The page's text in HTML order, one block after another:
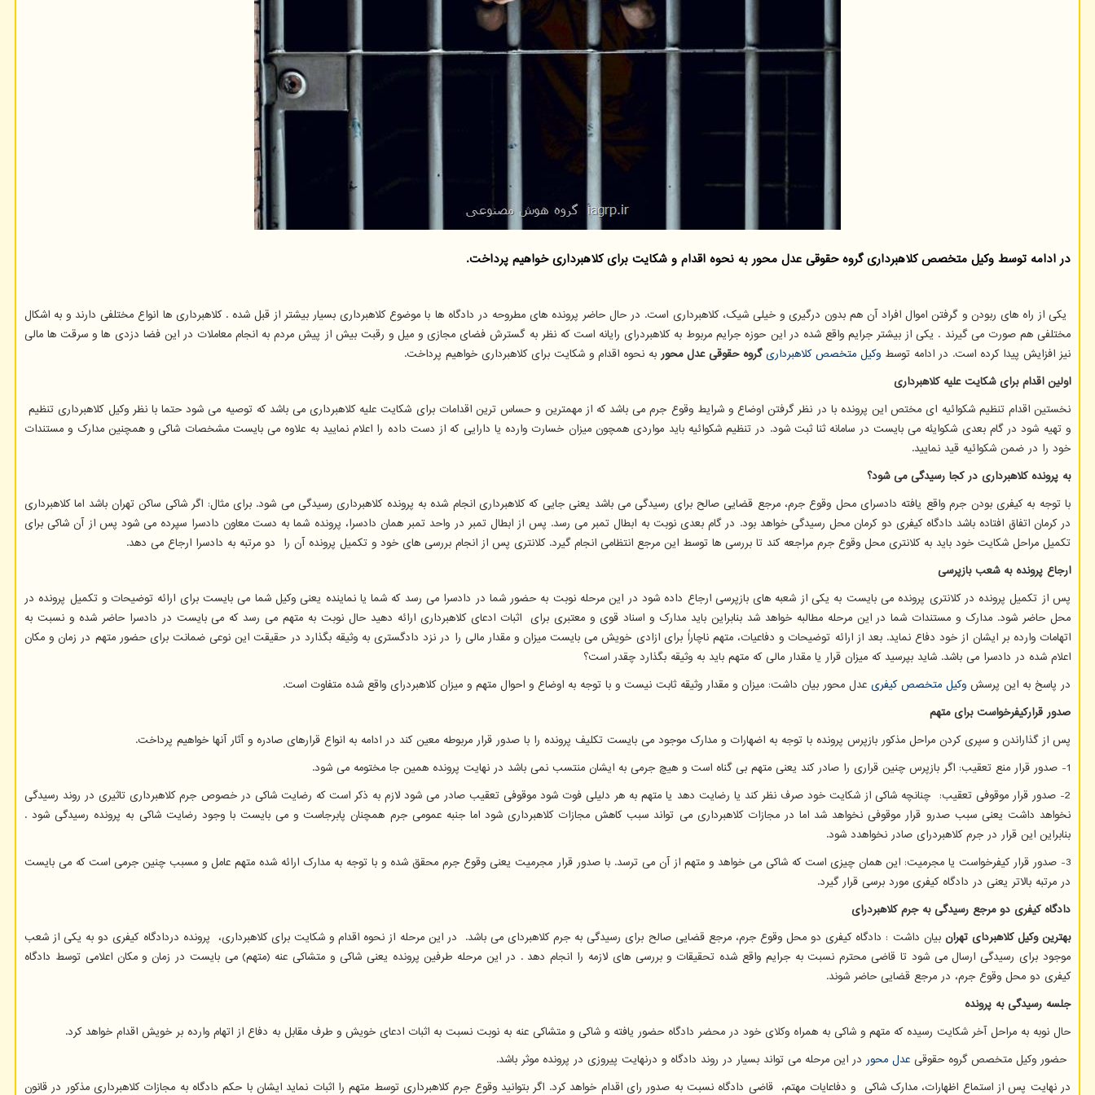
در ادامه توسط وكیل متخصص كلاهبرداری گروه حقوقی عدل محور به نحوه اقدام و شكایت برای كلاهبرداری خواهیم پرداخت.
یکی از راه های ربودن و گرفتن اموال افراد آن هم بدون درگیری و خیلی شیک، کلاهبرداری است. در حال حاضر پرونده های مطروحه در دادگاه ها با موضوع کلاهبرداری بسیار بیشتر از قبل شده . کلاهبرداری ها انواع مختلفی دارند و به اشکال
مختلفی هم صورت می گیرند . یکی از بیشتر جرایم واقع شده در این حوزه جرایم مربوط به کلاهبردرای رایانه است که نظر به گسترش فضای مجازی و میل و رقبت بیش از پیش مردم به انجام معاملات در این فضا دزدی ها و سرقت ها مالی
نیز افزایش پیدا کرده است. در ادامه توسط وکیل متخصص کلاهبرداری گروه حقوقی عدل محوربه نحوه اقدام و شکایت برای کلاهبرداری خواهیم پرداخت.
اولین اقدام برای شکایت علیه کلاهبرداری
نخستین اقدام تنظیم شکوائیه ای مختص این پرونده با در نظر گرفتن اوضاع و شرایط وقوع جرم می باشد که از مهمترین و حساس ترین اقدامات برای شکایت علیه کلاهبرداری می باشد که توصیه می شود حتما با نظر وکیل کلاهبرداری تنظیم
و تهیه شود در گام بعدی شکوایئه می بایست در سامانه ثنا ثبت شود. در تنظیم شکوائیه باید مواردی همچون میزان خسارت وارده یا دارایی که از دست داده را اعلام نمایید به علاوه می بایست مشخصات شاکی و همچنین مدارک و مستندات
خود را در ضمن شکوائیه قید نمایید.
به پرونده کلاهبرداری در کجا رسیدگی می شود؟
با توجه به کیفری بودن جرم واقع یافته دادسرای محل وقوع جرم، مرجع قضایی صالح برای رسیدگی می باشد یعنی جایی که کلاهبرداری انجام شده به پرونده کلاهبرداری رسیدگی می شود. برای مثال: اگر شاکی ساکن تهران باشد اما کلاهبرداری
در کرمان اتفاق افتاده باشد دادگاه کیفری دو کرمان محل رسیدگی خواهد بود. در گام بعدی نوبت به ابطال تمبر می رسد. پس از ابطال تمبر در واحد تمبر همان دادسرا، پرونده شما به دست معاون دادسرا سپرده می شود پس از آن شاکی برای
تکمیل مراحل شکایت خود باید به کلانتری محل وقوع جرم مراجعه کند تا بررسی ها توسط این مرجع انتظامی انجام گیرد. کلانتری پس از انجام بررسی های خود و تکمیل پرونده آن را دو مرتبه به دادسرا ارجاع می دهد.
ارجاع پرونده به شعب بازپرسی
پس از تکمیل پرونده در کلانتری پرونده می بایست به یکی از شعبه های بازپرسی ارجاع داده شود در این مرحله نوبت به حضور شما در دادسرا می رسد که شما یا نماینده یعنی وکیل شما می بایست برای ارائه توضیحات و تکمیل پرونده در
محل حاضر شود. مدارک و مستندات شما در این مرحله مطالبه خواهد شد بنابراین باید مدارک و اسناد قوی و معتبری برای اثبات ادعای کلاهبرداری ارائه دهید حال نوبت به متهم می رسد که می بایست در دادسرا حاضر شده و نسبت به
اتهامات وارده بر ایشان از خود دفاع نماید. بعد از ارائه توضیحات و دفاعیات، متهم ناچاراً برای ازادی خویش می بایست میزان و مقدار مالی را در نزد دادگستری به وثیقه بگذارد در حقیقت این نوعی ضمانت برای حضور متهم در زمان و مکان
اعلام شده در دادسرا می باشد. شاید بپرسید که میزان قرار یا مقدار مالی که متهم باید به وثیقه بگذارد چقدر است؟
در پاسخ به این پرسش وکیل متخصص کیفری عدل محور بیان داشت: میزان و مقدار وثیقه ثابت نیست و با توجه به اوضاع و احوال متهم و میزان کلاهبردرای واقع شده متفاوت است.
صدور قرارکیفرخواست برای متهم
پس از گذاراندن و سپری کردن مراحل مذکور بازپرس پرونده با توجه به اضهارات و مدارک موجود می بایست تکلیف پرونده را با صدور قرار مربوطه معین کند در ادامه به انواع قرارهای صادره و آثار آنها خواهیم پرداخت.
1- صدور قرار منع تعقیب: اگر بازپرس چنین قراری را صادر کند یعنی متهم بی گناه است و هیچ جرمی به ایشان منتسب نمی باشد در نهایت پرونده همین جا مختومه می شود.
2- صدور قرار موقوفی تعقیب: چنانچه شاکی از شکایت خود صرف نظر کند یا رضایت دهد یا متهم به هر دلیلی فوت شود موقوفی تعقیب صادر می شود لازم به ذکر است که رضایت شاکی در خصوص جرم کلاهبرداری تاثیری در روند رسیدگی
نخواهد داشت یعنی سبب صدرو قرار موقوفی نخواهد شد اما در مجازات کلاهبرداری می تواند سبب کاهش مجازات کلاهبرداری شود اما جنبه عمومی جرم همچنان پابرجاست و می بایست با وجود رضایت شاکی به پرونده رسیدگی شود .
بنابراین این قرار در جرم کلاهبردرای صادر نخواهدد شود.
3- صدور قرار کیفرخواست یا مجرمیت: این همان چیزی است که شاکی می خواهد و متهم از آن می ترسد. با صدور قرار مجرمیت یعنی وقوع جرم محقق شده و با توجه به مدارک ارائه شده متهم عامل و مسبب چنین جرمی است که می بایست
در مرتبه بالاتر یعنی در دادگاه کیفری مورد برسی قرار گیرد.
دادگاه کیفری دو مرجع رسیدگی به جرم کلاهبردرای
بهترین وکیل کلاهبردای تهران بیان داشت : دادگاه کیفری دو محل وقوع جرم، مرجع قضایی صالح برای رسیدگی به جرم کلاهبردای می باشد. در این مرحله از نحوه اقدام و شکایت برای کلاهبرداری، پرونده دردادگاه کیفری دو به یکی از شعب
موجود برای رسیدگی ارسال می شود تا قاضی محترم نسبت به جرایم واقع شده تحقیقات و بررسی های لازمه را انجام دهد . در این مرحله طرفین پرونده یعنی شاکی و متشاکی عنه (متهم) می بایست در زمان و مکان اعلامی توسط دادگاه
کیفری دو محل وقوع جرم، در مرجع قضایی حاضر شوند.
جلسه رسیدگی به پرونده
حال نوبه به مراحل آخر شکایت رسیده که متهم و شاکی به همراه وکلای خود در محضر دادگاه حضور یافته و شاکی و متشاکی عنه به نوبت نسبت به اثبات ادعای خویش و طرف مقابل به دفاع از اتهام وارده بر خویش اقدام خواهد کرد.
حضور وکیل متخصص گروه حقوقی عدل محور در این مرحله می تواند بسیار در روند دادگاه و درنهایت پیروزی در پرونده موثر باشد.
در نهایت پس از استماع اظهارات، مدارک شاکی و دفاعایات مهتم، قاضی دادگاه نسبت به صدور رای اقدام خواهد کرد. اگر بتوانید وقوع جرم کلاهبرداری توسط متهم را اثبات نماید ایشان با حکم دادگاه به مجازات کلاهبرداری مذکور در قانون